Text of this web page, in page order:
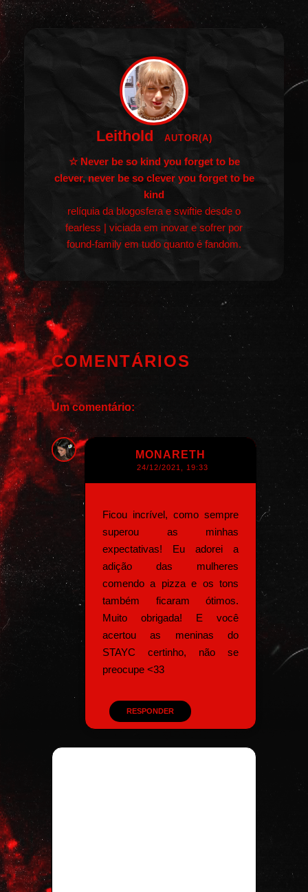
Leithold AUTOR(A)
☆ Never be so kind you forget to be
clever, never be so clever you forget to be
kind
relíquia da blogosfera e swiftie desde o
fearless | viciada em inovar e sofrer por
found-family em tudo quanto é fandom.
COMENTÁRIOS
Um comentário:
MONARETH
24/12/2021, 19:33
Ficou incrível, como sempre
superou as minhas
expectativas! Eu adorei a
adição das mulheres
comendo a pizza e os tons
também ficaram ótimos.
Muito obrigada! E você
acertou as meninas do
STAYC certinho, não se
preocupe <33
RESPONDER